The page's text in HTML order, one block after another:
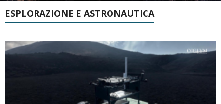
ESPLORAZIONE E ASTRONAUTICA